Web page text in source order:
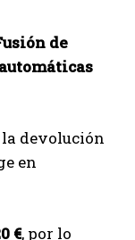
de
devolución
en
€, por lo